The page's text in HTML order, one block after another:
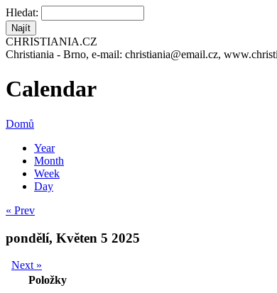
Hledat:
CHRISTIANIA.CZ
Christiania - Brno, e-mail: christiania@email.cz,
Calendar
Domů
Year
Month
Week
Day
« Prev
pondělí, Květen 5 2025
Next »
Položky